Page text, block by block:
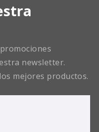
newsletter.
mejores productos.